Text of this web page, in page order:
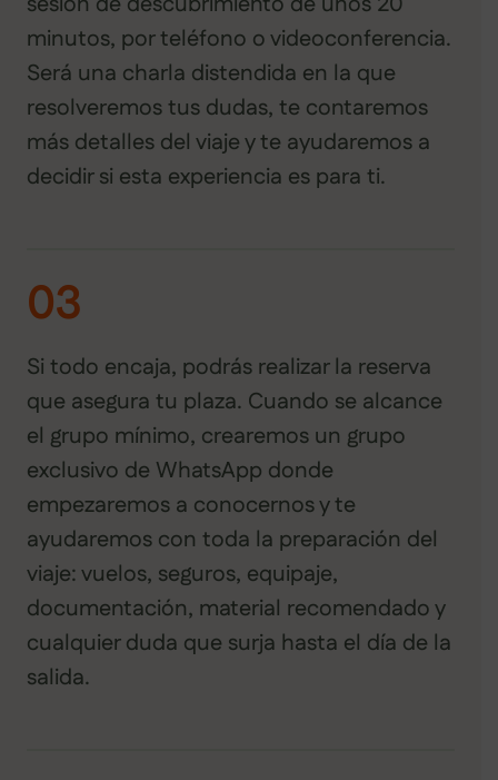
minutos, por teléfono o videoconferencia.
Será una charla distendida en la que
resolveremos tus dudas, te contaremos
más detalles del viaje y te ayudaremos a
decidir si esta experiencia es para ti.
03
Si todo encaja, podrás realizar la reserva
que asegura tu plaza. Cuando se alcance
el grupo mínimo, crearemos un grupo
exclusivo de WhatsApp donde
empezaremos a conocernos y te
ayudaremos con toda la preparación del
viaje: vuelos, seguros, equipaje,
documentación, material recomendado y
cualquier duda que surja hasta el día de la
salida.